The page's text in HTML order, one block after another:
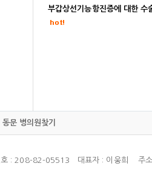
부갑상선기능항진증에 대한 수
동문 병의원찾기
: 208-82-05513 대표자 : 이웅희 주소 :